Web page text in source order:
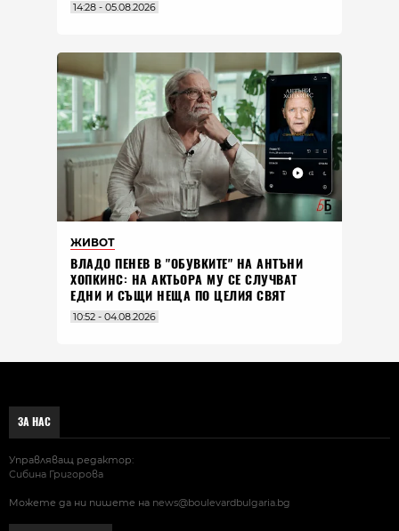
14:28 - 05.08.2026
ЖИВОТ
ВЛАДO ПЕНЕВ В "ОБУВКИТЕ" НА АНТЪНИ
ХОПКИНС: НА АКТЬОРА МУ СЕ СЛУЧВАТ
ЕДНИ И СЪЩИ НЕЩА ПО ЦЕЛИЯ СВЯТ
10:52 - 04.08.2026
ЗА НАС
Управляващ редактор:
Сибина Григорова
Можете да ни пишете на news@boulevardbulgaria.bg